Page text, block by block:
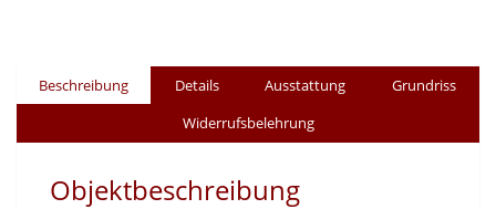
Beschreibung Details Ausstattung
Grundriss
Widerrufsbelehrung
Objektbeschreibung